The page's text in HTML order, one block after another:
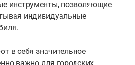
инструменты, позволяющие
индивидуальные
в себя значительное
важно для городских